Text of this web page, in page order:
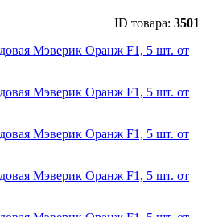
ID товара: 3501